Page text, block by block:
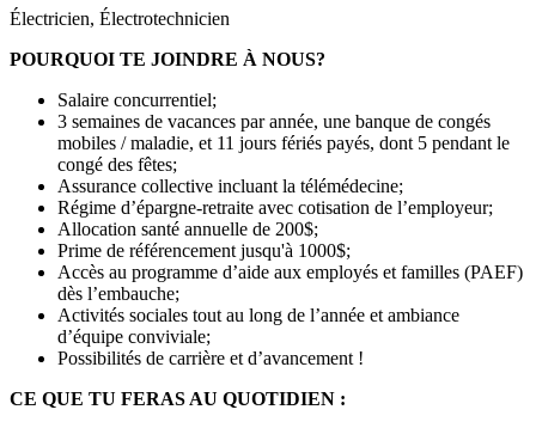
Électricien, Électrotechnicien
POURQUOI TE JOINDRE À NOUS?
Salaire concurrentiel;
3 semaines de vacances par année, une banque de congés
mobiles / maladie, et 11 jours fériés payés, dont 5 pendant le
congé des fêtes;
Assurance collective incluant la télémédecine;
Régime d’épargne-retraite avec cotisation de l’employeur;
Allocation santé annuelle de 200$;
Prime de référencement jusqu'à 1000$;
Accès au programme d’aide aux employés et familles (PAEF)
dès l’embauche;
Activités sociales tout au long de l’année et ambiance
d’équipe conviviale;
Possibilités de carrière et d’avancement !
CE QUE TU FERAS AU QUOTIDIEN :